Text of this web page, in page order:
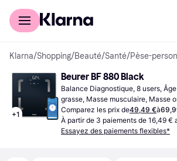
Acheter avec Klarna
Klarna/Shopping/Beauté/Santé/Pèse-
+1
Beurer BF 880 Black
Balance Diagnostique, 8 users,
grasse, Masse musculaire, Masse
IMC, Besoin calorique, Noir, Verre
Comparez les prix de49,49 €à
À partir de 3 paiements de 16,49 €
Essayez des paiements flexibles*